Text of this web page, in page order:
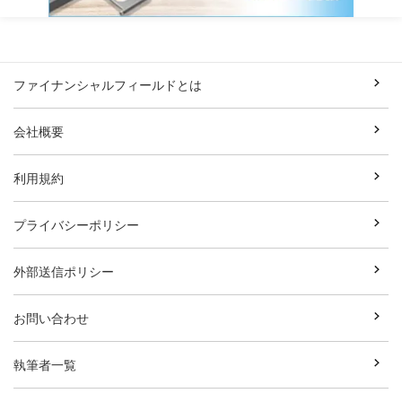
ファイナンシャルフィールドとは
会社概要
利用規約
プライバシーポリシー
外部送信ポリシー
お問い合わせ
執筆者一覧